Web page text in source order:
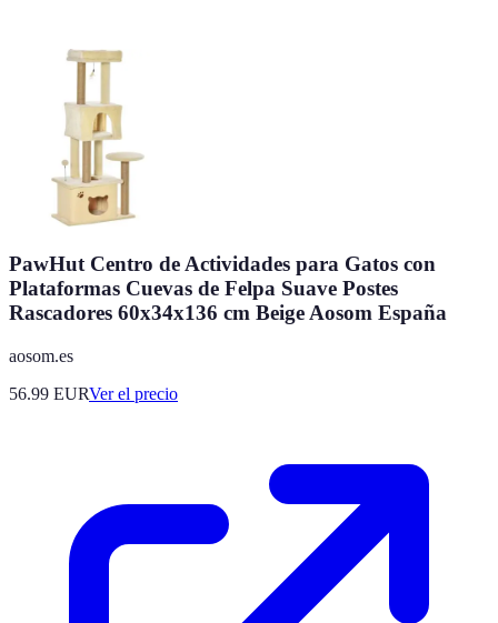
PawHut Centro de Actividades para Gatos con
Plataformas Cuevas de Felpa Suave Postes
Rascadores 60x34x136 cm Beige Aosom España
aosom.es
56.99 EURVer el precio